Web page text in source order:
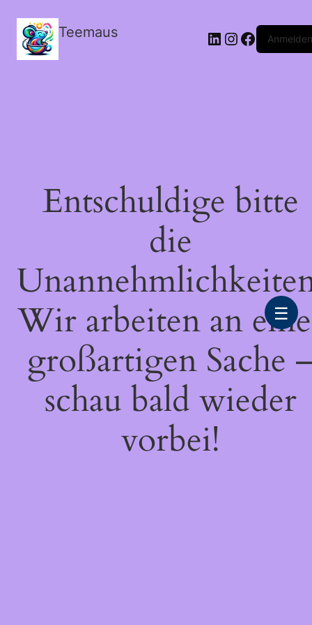
Teemaus LinkedIn
Instagram
FacebookAnmelden
Entschuldige bitte
die
Wir arbeiten an
großartigen Sache
schau bald wieder
vorbei!
☰